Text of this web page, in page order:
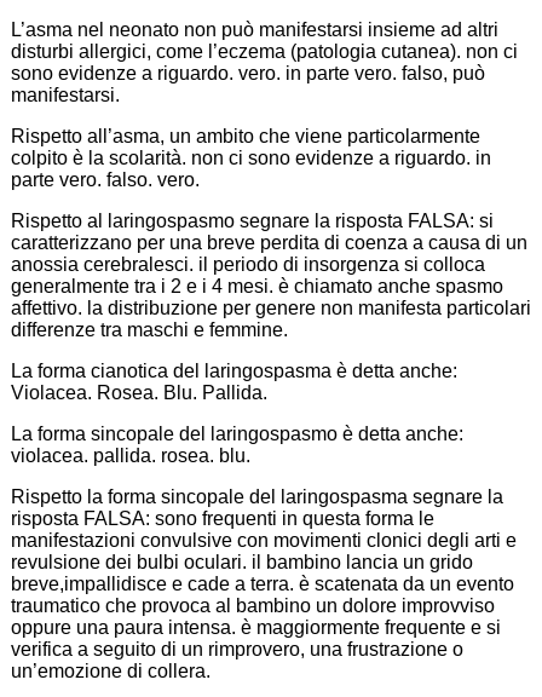
L’asma nel neonato non può manifestarsi insieme ad altri
disturbi allergici, come l’eczema (patologia cutanea). non ci
sono evidenze a riguardo. vero. in parte vero. falso, può
manifestarsi.
Rispetto all’asma, un ambito che viene particolarmente
colpito è la scolarità. non ci sono evidenze a riguardo. in
parte vero. falso. vero.
Rispetto al laringospasmo segnare la risposta FALSA: si
caratterizzano per una breve perdita di coenza a causa di un
anossia cerebralesci. il periodo di insorgenza si colloca
generalmente tra i 2 e i 4 mesi. è chiamato anche spasmo
affettivo. la distribuzione per genere non manifesta particolari
differenze tra maschi e femmine.
La forma cianotica del laringospasma è detta anche:
Violacea. Rosea. Blu. Pallida.
La forma sincopale del laringospasmo è detta anche:
violacea. pallida. rosea. blu.
Rispetto la forma sincopale del laringospasma segnare la
risposta FALSA: sono frequenti in questa forma le
manifestazioni convulsive con movimenti clonici degli arti e
revulsione dei bulbi oculari. il bambino lancia un grido
breve,impallidisce e cade a terra. è scatenata da un evento
traumatico che provoca al bambino un dolore improvviso
oppure una paura intensa. è maggiormente frequente e si
verifica a seguito di un rimprovero, una frustrazione o
un’emozione di collera.